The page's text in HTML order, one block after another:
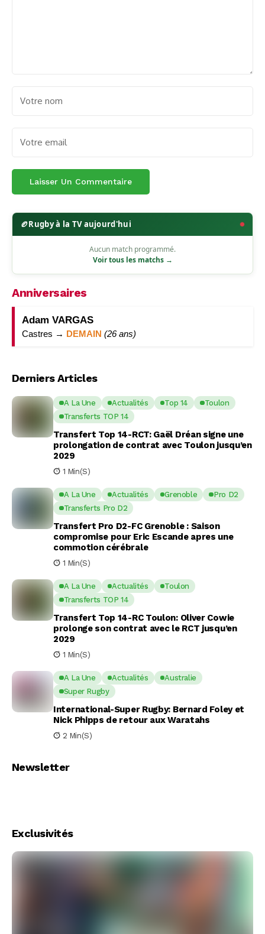
🏉Rugby à la TV aujourd'hui
Aucun match programmé.
Voir tous les matchs →
Anniversaires
Adam VARGAS
Castres → DEMAIN (26 ans)
Derniers Articles
A La Une Actualités Top 14
Toulon
Transferts TOP 14
Transfert Top 14-RCT: Gaël Dréan signe une
prolongation de contrat avec Toulon jusqu’en
2029
1 Min(s)
A La Une Actualités Grenoble
Pro D2
Transferts Pro D2
Transfert Pro D2-FC Grenoble : Saison
compromise pour Eric Escande apres une
commotion cérébrale
1 Min(s)
A La Une Actualités
Toulon
Transferts TOP 14
Transfert Top 14-RC Toulon: Oliver Cowie
prolonge son contrat avec le RCT jusqu’en
2029
1 Min(s)
A La Une Actualités
Australie
Super Rugby
International-Super Rugby: Bernard Foley et
Nick Phipps de retour aux Waratahs
2 Min(s)
Newsletter
Exclusivités